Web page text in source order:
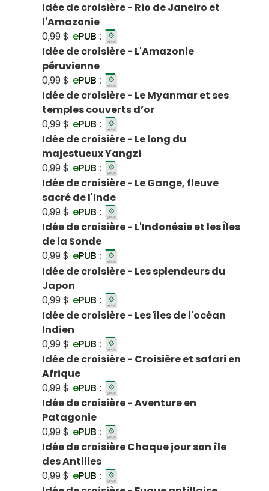
Idée de croisière - Rio de Janeiro et
l'Amazonie
0,99 $ ePUB :
Idée de croisière - L'Amazonie
péruvienne
0,99 $ ePUB :
Idée de croisière - Le Myanmar et ses
temples couverts d’or
0,99 $ ePUB :
Idée de croisière - Le long du
majestueux Yangzi
0,99 $ ePUB :
Idée de croisière - Le Gange, fleuve
sacré de l'Inde
0,99 $ ePUB :
Idée de croisière - L'Indonésie et les Îles
de la Sonde
0,99 $ ePUB :
Idée de croisière - Les splendeurs du
Japon
0,99 $ ePUB :
Idée de croisière - Les îles de l'océan
Indien
0,99 $ ePUB :
Idée de croisière - Croisière et safari en
Afrique
0,99 $ ePUB :
Idée de croisière - Aventure en
Patagonie
0,99 $ ePUB :
Idée de croisière Chaque jour son île
des Antilles
0,99 $ ePUB :